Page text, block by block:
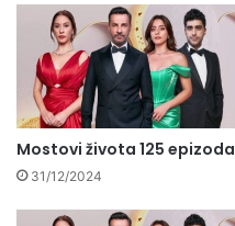
Mostovi života 125 epizoda
31/12/2024